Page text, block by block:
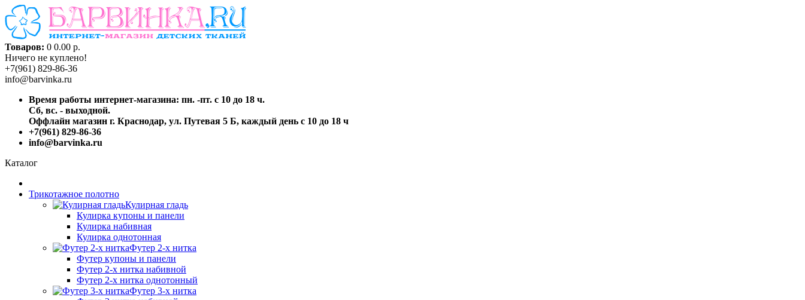
Товаров: 0 0.00 р.
Ничего не куплено!
+7(961) 829-86-36
info@barvinka.ru
Время работы интернет-магазина: пн. -пт. с 10 до 18 ч.
Сб, вс. - выходной.
Оффлайн магазин г. Краснодар, ул. Путевая 5 Б, каждый день с 10 до 18 ч
+7(961) 829-86-36
info@barvinka.ru
Каталог
Трикотажное полотно
Кулирная гладь
Кулирка купоны и панели
Кулирка набивная
Кулирка однотонная
Футер 2-х нитка
Футер купоны и панели
Футер 2-х нитка набивной
Футер 2-х нитка однотонный
Футер 3-х нитка